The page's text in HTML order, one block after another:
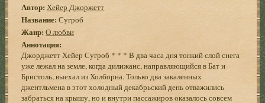
Автор: Хейер Джоржетт
Название: Сугроб
Жанр: О любви
Аннотация:
Джорджетт Хейер Сугроб * * * В два часа дня тонкий слой снега
уже лежал на земле, когда дилижанс, направляющийся в Бат и
Бристоль, выехал из Холборна. Только два закаленных
джентльмена в этот холодный декабрьский день отважились
забраться на крышу, но и внутри пассажиров оказалось совсем